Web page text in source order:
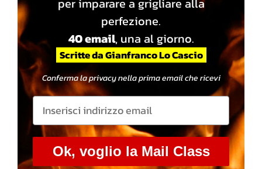
perfezione.
40 email, una al giorno.
Scritte da Gianfranco Lo Cascio
Conferma la privacy nella prima email che ricevi
Ok, voglio la Mail Class